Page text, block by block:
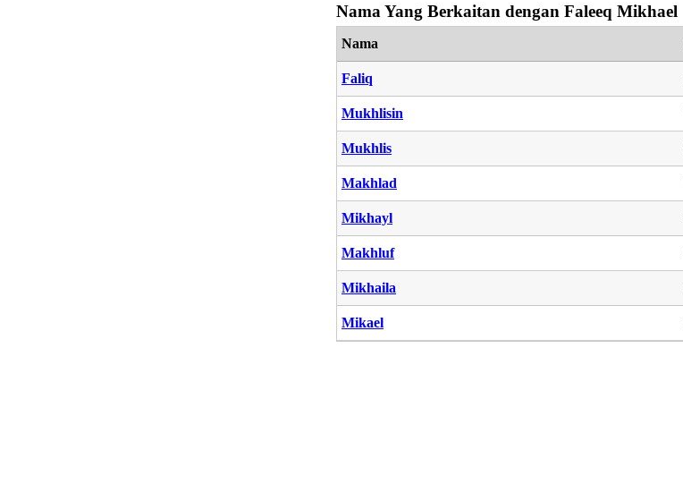
Nama Yang Berkaitan dengan Faleeq Mikhael
Nama
Faliq
Mukhlisin
Mukhlis
Makhlad
Mikhayl
Makhluf
Mikhaila
Mikael